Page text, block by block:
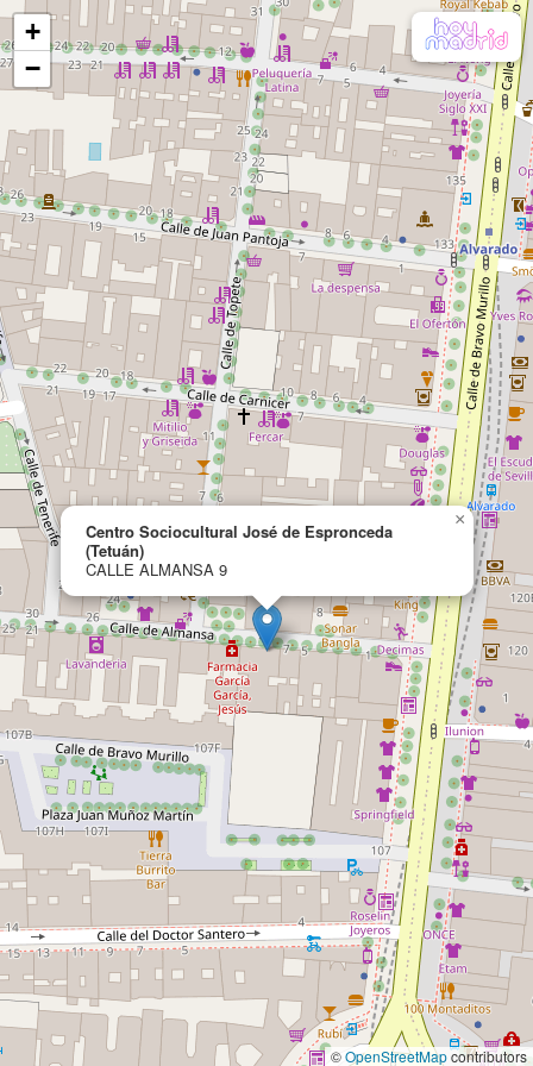
Centro Sociocultural José de Espronceda
(Tetuán)
CALLE ALMANSA 9
×
+
−
©OpenStreetMapcontributors